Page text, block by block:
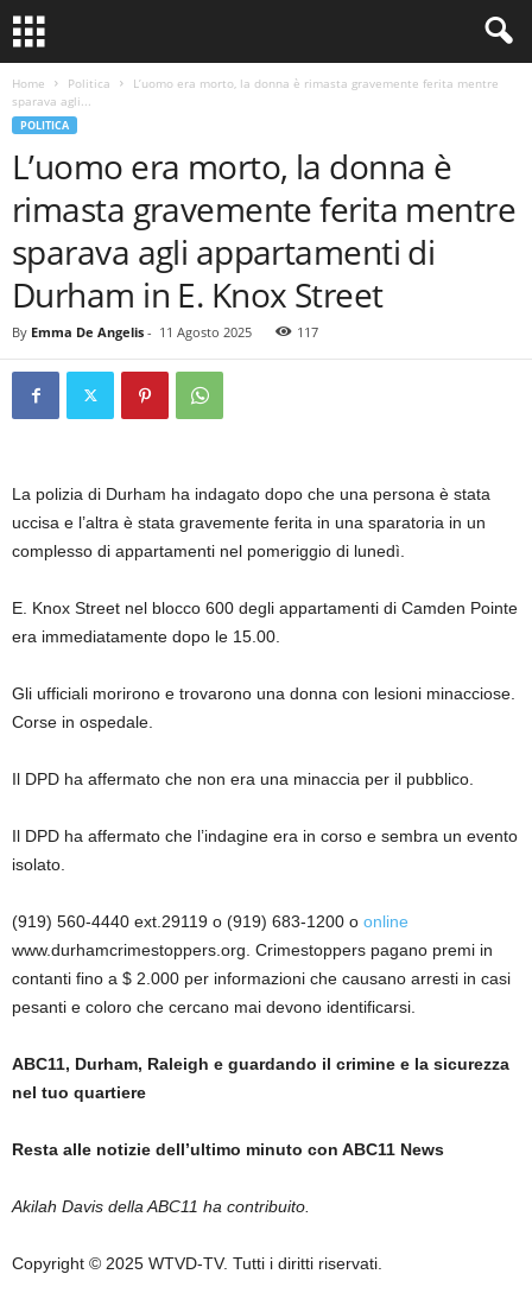
Home Politica
L’uomo era morto, la donna è rimasta gravemente ferita mentre
sparava agli...
POLITICA
L’uomo era morto, la donna è
rimasta gravemente ferita mentre
sparava agli appartamenti di
Durham in E. Knox Street
By Emma De Angelis - 11 Agosto 2025 117
La polizia di Durham ha indagato dopo che una persona è stata
uccisa e l’altra è stata gravemente ferita in una sparatoria in un
complesso di appartamenti nel pomeriggio di lunedì.
E. Knox Street nel blocco 600 degli appartamenti di Camden Pointe
era immediatamente dopo le 15.00.
Gli ufficiali morirono e trovarono una donna con lesioni minacciose.
Corse in ospedale.
Il DPD ha affermato che non era una minaccia per il pubblico.
Il DPD ha affermato che l’indagine era in corso e sembra un evento
isolato.
(919) 560-4440 ext.29119 o (919) 683-1200 o online
www.durhamcrimestoppers.org. Crimestoppers pagano premi in
contanti fino a $ 2.000 per informazioni che causano arresti in casi
pesanti e coloro che cercano mai devono identificarsi.
ABC11, Durham, Raleigh e guardando il crimine e la sicurezza
nel tuo quartiere
Resta alle notizie dell’ultimo minuto con ABC11 News
Akilah Davis della ABC11 ha contribuito.
Copyright © 2025 WTVD-TV. Tutti i diritti riservati.